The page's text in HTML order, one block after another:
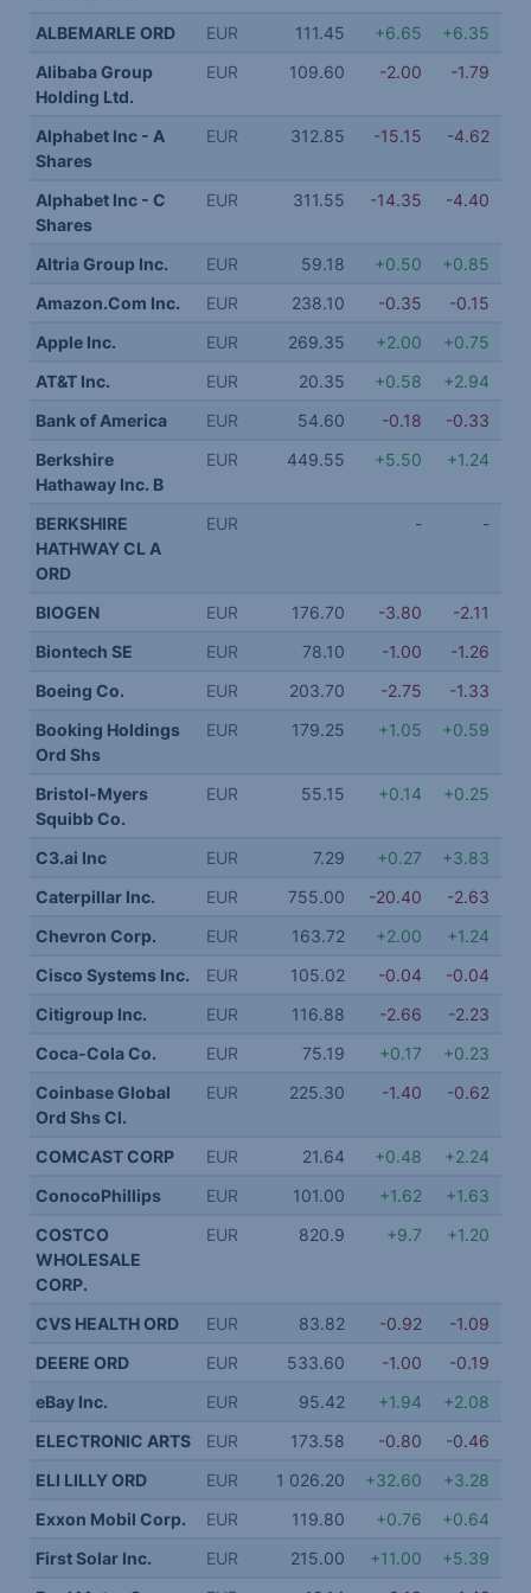
ALBEMARLE ORD EUR 111.45 +6.65 +6.35
Alibaba Group
Holding Ltd.
EUR 109.60 -2.00 -1.79
Alphabet Inc - A
Shares
EUR 312.85 -15.15 -4.62
Alphabet Inc - C
Shares
EUR 311.55 -14.35 -4.40
Altria Group Inc. EUR 59.18 +0.50
+0.85
Amazon.Com Inc.
EUR 238.10 -0.35 -0.15
Apple Inc.
EUR 269.35 +2.00 +0.75
AT&T Inc.
EUR 20.35 +0.58
+2.94
Bank of America
EUR 54.60 -0.18
-0.33
Berkshire
Hathaway Inc. B
EUR 449.55 +5.50 +1.24
BERKSHIRE
HATHWAY CL A
ORD
EUR - -
BIOGEN EUR 176.70 -3.80 -2.11
Biontech SE
EUR 78.10 -1.00
-1.26
Boeing Co.
EUR 203.70 -2.75 -1.33
Booking Holdings
Ord Shs
EUR 179.25 +1.05 +0.59
Bristol-Myers
Squibb Co.
EUR 55.15 +0.14 +0.25
C3.ai Inc EUR 7.29 +0.27
+3.83
Caterpillar Inc.
EUR 755.00 -20.40 -2.63
Chevron Corp.
EUR 163.72 +2.00 +1.24
Cisco Systems Inc.
EUR 105.02 -0.04 -0.04
Citigroup Inc.
EUR 116.88 -2.66 -2.23
Coca-Cola Co.
EUR 75.19 +0.17
+0.23
Coinbase Global
Ord Shs Cl.
EUR 225.30 -1.40 -0.62
COMCAST CORP EUR 21.64 +0.48
+2.24
ConocoPhillips
EUR 101.00 +1.62 +1.63
COSTCO
WHOLESALE
CORP.
EUR 820.9 +9.7 +1.20
CVS HEALTH ORD EUR 83.82 -0.92
-1.09
DEERE ORD
EUR 533.60 -1.00 -0.19
eBay Inc.
EUR 95.42 +1.94
+2.08
ELECTRONIC ARTS
EUR 173.58 -0.80
-0.46
ELI LILLY ORD
EUR 1 026.20 +32.60 +3.28
Exxon Mobil Corp.
EUR 119.80 +0.76
+0.64
First Solar Inc.
EUR 215.00 +11.00 +5.39